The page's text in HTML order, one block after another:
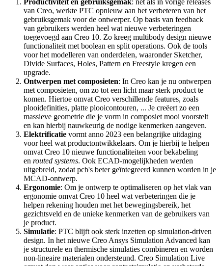
Productiviteit en gebruiksgemak: net als in vorige releases
van Creo, werkte PTC opnieuw aan het verbeteren van het
gebruiksgemak voor de ontwerper. Op basis van feedback
van gebruikers werden heel wat nieuwe verbeteringen
toegevoegd aan Creo 10. Zo kreeg multibody design nieuwe
functionaliteit met boolean en split operations. Ook de tools
voor het modelleren van onderdelen, waaronder Sketcher,
Divide Surfaces, Holes, Pattern en Freestyle kregen een
upgrade.
Ontwerpen met composieten: In Creo kan je nu ontwerpen
met composieten, om zo tot een licht maar sterk product te
komen. Hiertoe omvat Creo verschillende features, zoals
plooidefinities, platte plooicontouren, ... Je creëert zo een
massieve geometrie die je vorm in composiet mooi voorstelt
en kan hierbij nauwkeurig de nodige kenmerken aangeven.
Elektrificatie vormt anno 2023 een belangrijke uitdaging
voor heel wat productontwikkelaars. Om je hierbij te helpen
omvat Creo 10 nieuwe functionaliteiten voor bekabeling
en routed systems. Ook ECAD-mogelijkheden werden
uitgebreid, zodat pcb's beter geïntegreerd kunnen worden in je
MCAD-ontwerp.
Ergonomie: Om je ontwerp te optimaliseren op het vlak van
ergonomie omvat Creo 10 heel wat verbeteringen die je
helpen rekening houden met het bewegingsbereik, het
gezichtsveld en de unieke kenmerken van de gebruikers van
je product.
Simulatie: PTC blijft ook sterk inzetten op simulation-driven
design. In het nieuwe Creo Ansys Simulation Advanced kan
je structurele en thermische simulaties combineren en worden
non-lineaire materialen ondersteund. Creo Simulation Live